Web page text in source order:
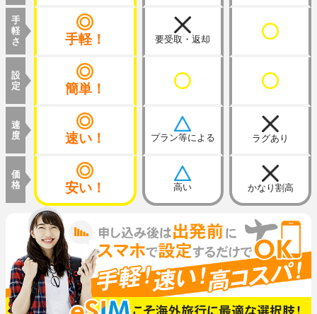
手
軽
さ
設
定
速
度
価
格
手軽！
簡単！
速い！
安い！
要受取・返却
プラン等による
高い
ラグあり
かなり割高